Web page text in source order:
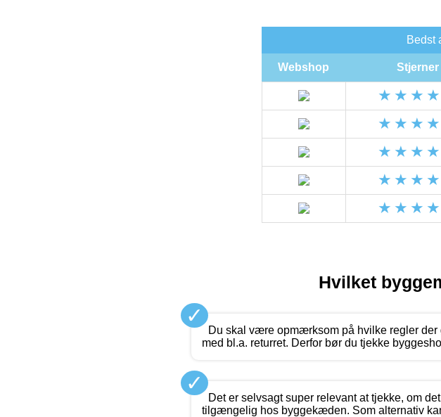
Bedst
Webshop Stjerner
Hvilket
✓
Du skal være opmærksom på hvilke regler
med bl.a. returret. Derfor bør du tjekke
✓
Det er selvsagt super relevant at tjekke, om
tilgængelig hos byggekæden. Som alternativ